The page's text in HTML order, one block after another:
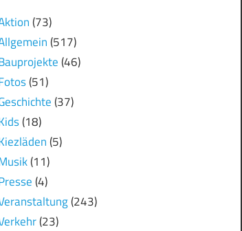
(73)
(517)
(46)
(51)
(37)
(18)
(5)
(11)
(4)
(243)
(23)